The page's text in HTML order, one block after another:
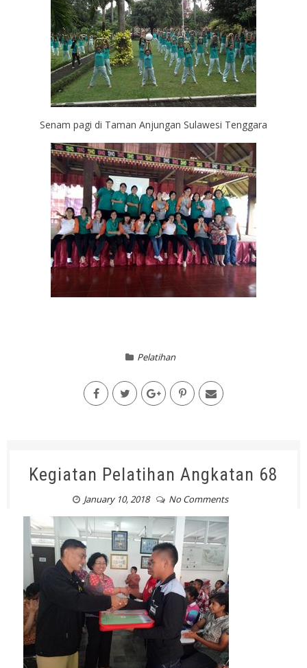
Senam pagi di Taman Anjungan Sulawesi Tenggara
Pelatihan
Kegiatan Pelatihan Angkatan 68
January 10, 2018 No Comments